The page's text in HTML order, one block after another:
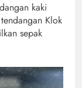
kaki
Klok
sepak